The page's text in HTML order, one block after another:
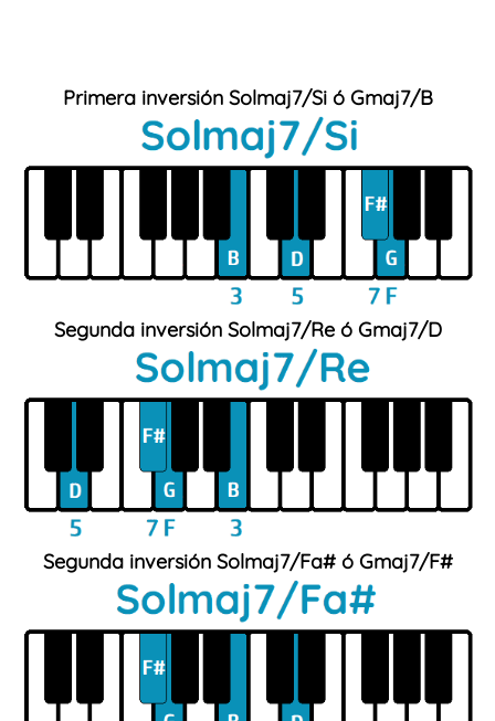
Primera inversión Solmaj7/Si ó Gmaj7/B
Segunda inversión Solmaj7/Re ó Gmaj7/D
Segunda inversión Solmaj7/Fa# ó Gmaj7/F#